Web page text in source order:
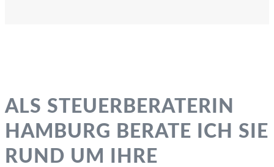
ALS STEUER­BERATERIN
HAMBURG BERATE ICH SIE
RUND UM IHRE